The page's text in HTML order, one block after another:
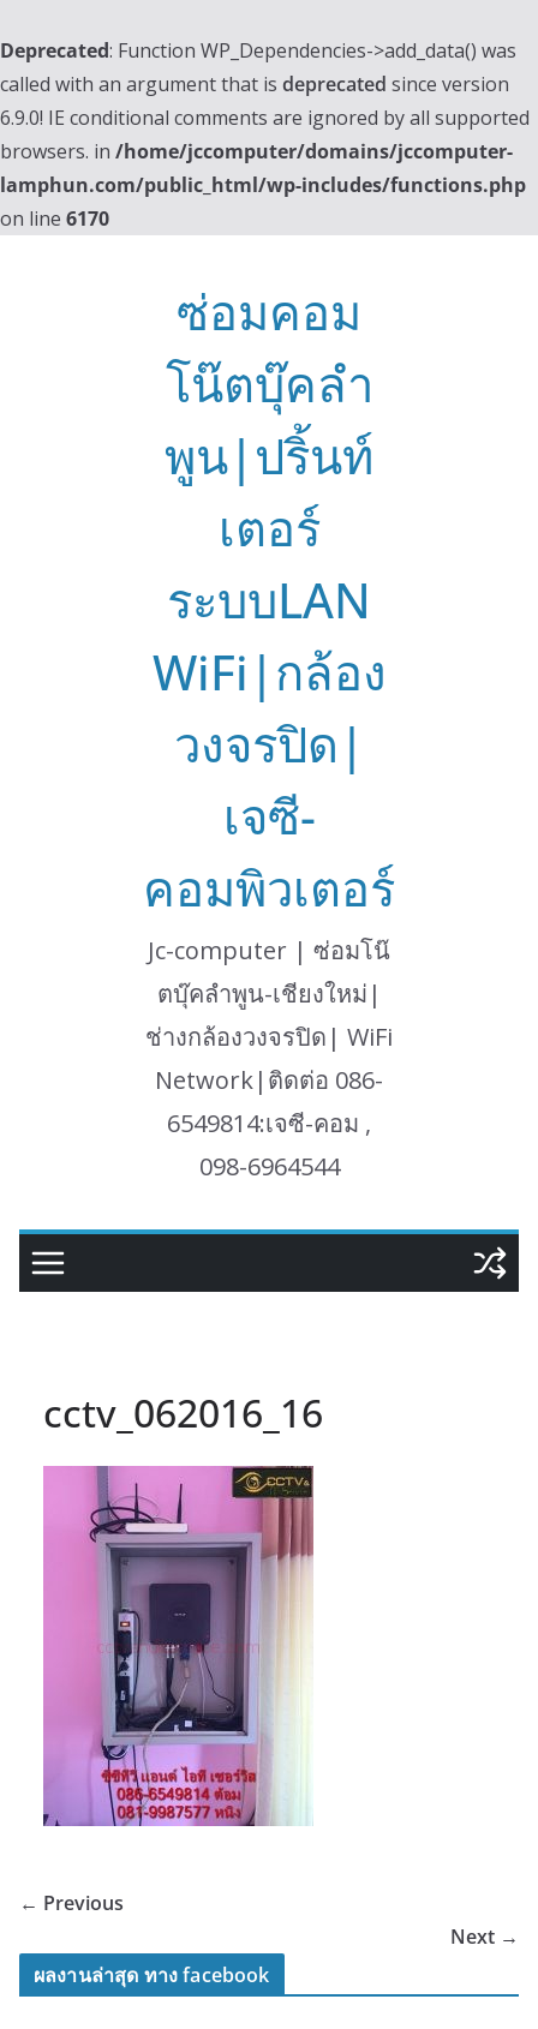
Deprecated: Function WP_Dependencies->add_data() was
called with an argument that is deprecated since version
6.9.0! IE conditional comments are ignored by all supported
browsers. in /home/jccomputer/domains/jccomputer-
lamphun.com/public_html/wp-includes/functions.php
on line 6170
ซ่อมคอม
โน๊ตบุ๊คลำ
พูน|ปริ้นท์
เตอร์
ระบบLAN
WiFi|กล้อง
วงจรปิด|
เจซี-
คอมพิวเตอร์
Jc-computer | ซ่อมโน๊
ตบุ๊คลำพูน-เชียงใหม่|
ช่างกล้องวงจรปิด| WiFi
Network|ติดต่อ 086-
6549814:เจซี-คอม ,
098-6964544
cctv_062016_16
← Previous
Next →
ผลงานล่าสุด ทาง facebook